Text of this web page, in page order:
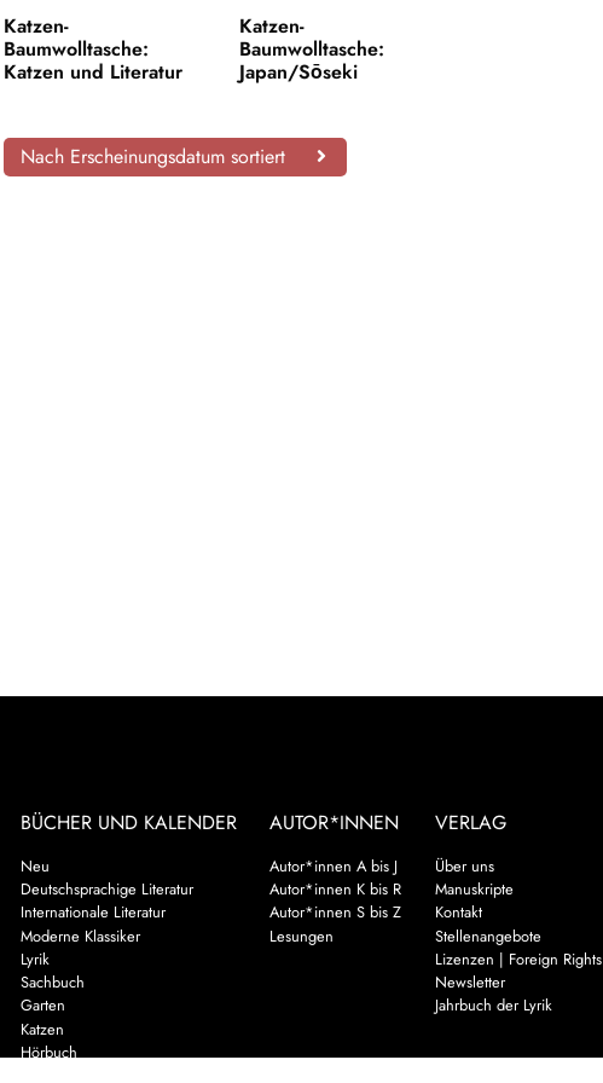
Katzen-
Baumwolltasche:
Katzen und Literatur
Katzen-
Baumwolltasche:
Japan/Sōseki
Nach Erscheinungsdatum sortiert
BÜCHER UND KALENDER
Neu
Deutschsprachige Literatur
Internationale Literatur
Moderne Klassiker
Lyrik
Sachbuch
Garten
Katzen
Hörbuch
AUTOR*INNEN
Autor*innen A bis J
Autor*innen K bis R
Autor*innen S bis Z
Lesungen
VERLAG
Über uns
Manuskripte
Kontakt
Stellenangebote
Lizenzen | Foreign Rights
Newsletter
Jahrbuch der Lyrik